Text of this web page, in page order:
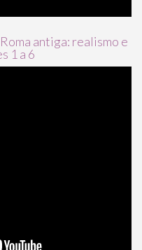
antiga: realismo e
1 a 6